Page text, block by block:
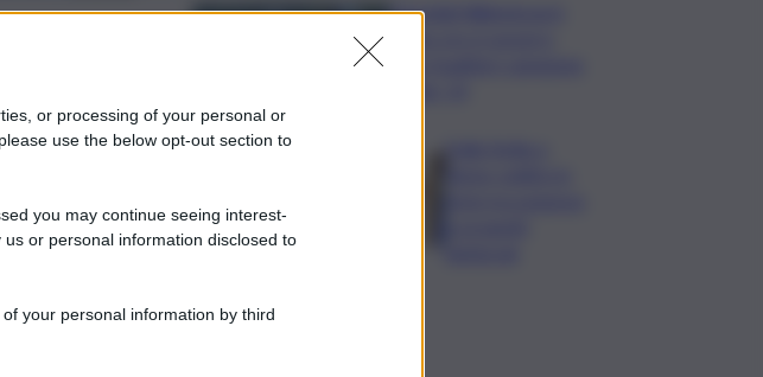
or processing of your personal or
use the below opt-out section to
you may continue seeing interest-
or personal information disclosed to
your personal information by third
Mondiali Wakeboard: